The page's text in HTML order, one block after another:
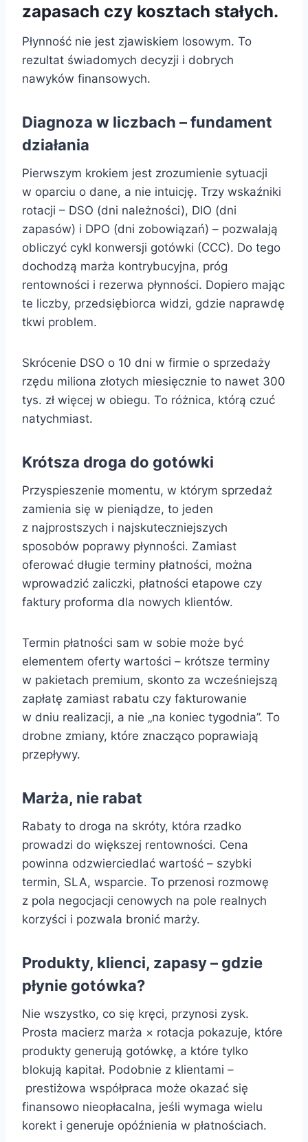
zapasach czy kosztach stałych.
Płynność nie jest zjawiskiem losowym. To
rezultat świadomych decyzji i dobrych
nawyków finansowych.
Diagnoza w liczbach – fundament
działania
Pierwszym krokiem jest zrozumienie sytuacji
w oparciu o dane, a nie intuicję. Trzy wskaźniki
rotacji – DSO (dni należności), DIO (dni
zapasów) i DPO (dni zobowiązań) – pozwalają
obliczyć cykl konwersji gotówki (CCC). Do tego
dochodzą marża kontrybucyjna, próg
rentowności i rezerwa płynności. Dopiero mając
te liczby, przedsiębiorca widzi, gdzie naprawdę
tkwi problem.
Skrócenie DSO o 10 dni w firmie o sprzedaży
rzędu miliona złotych miesięcznie to nawet 300
tys. zł więcej w obiegu. To różnica, którą czuć
natychmiast.
Krótsza droga do gotówki
Przyspieszenie momentu, w którym sprzedaż
zamienia się w pieniądze, to jeden
z najprostszych i najskuteczniejszych
sposobów poprawy płynności. Zamiast
oferować długie terminy płatności, można
wprowadzić zaliczki, płatności etapowe czy
faktury proforma dla nowych klientów.
Termin płatności sam w sobie może być
elementem oferty wartości – krótsze terminy
w pakietach premium, skonto za wcześniejszą
zapłatę zamiast rabatu czy fakturowanie
w dniu realizacji, a nie „na koniec tygodnia”. To
drobne zmiany, które znacząco poprawiają
przepływy.
Marża, nie rabat
Rabaty to droga na skróty, która rzadko
prowadzi do większej rentowności. Cena
powinna odzwierciedlać wartość – szybki
termin, SLA, wsparcie. To przenosi rozmowę
z pola negocjacji cenowych na pole realnych
korzyści i pozwala bronić marży.
Produkty, klienci, zapasy – gdzie
płynie gotówka?
Nie wszystko, co się kręci, przynosi zysk.
Prosta macierz marża × rotacja pokazuje, które
produkty generują gotówkę, a które tylko
blokują kapitał. Podobnie z klientami –
prestiżowa współpraca może okazać się
finansowo nieopłacalna, jeśli wymaga wielu
korekt i generuje opóźnienia w płatnościach.